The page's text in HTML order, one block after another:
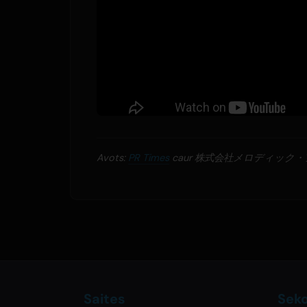
Avots: PR Times caur 株式会社メロディック
Saites